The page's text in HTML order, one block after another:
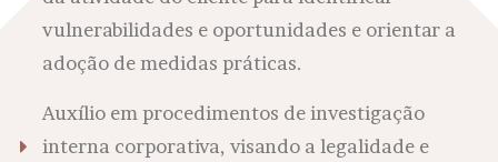
vulnerabilidades e oportunidades e orientar a
adoção de medidas práticas.
Auxílio em procedimentos de investigação
interna corporativa, visando a legalidade e